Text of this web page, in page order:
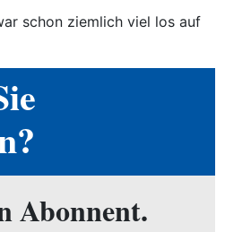
schon ziemlich viel los auf
Abonnent.